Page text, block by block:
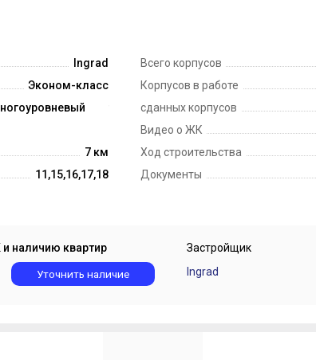
Ingrad
Эконом-класс
Монолит
7 км
11,15,16,17,18
Всего корпусов
Корпусов в работе
сданных корпусов
Видео о ЖК
Ход строительства
Документы
наличию квартир
Уточнить наличие
Застройщик
Ingrad